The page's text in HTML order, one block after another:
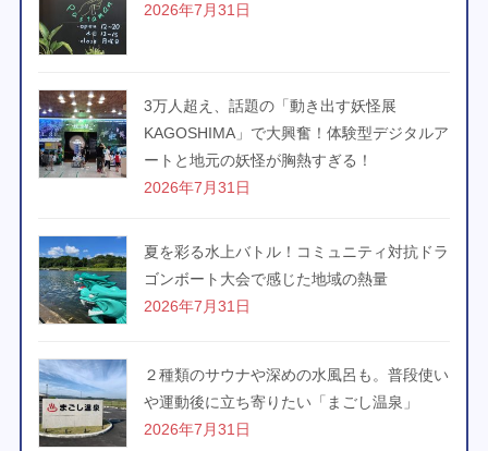
2026年7月31日
3万人超え、話題の「動き出す妖怪展
KAGOSHIMA」で大興奮！体験型デジタルア
ートと地元の妖怪が胸熱すぎる！
2026年7月31日
夏を彩る水上バトル！コミュニティ対抗ドラ
ゴンボート大会で感じた地域の熱量
2026年7月31日
２種類のサウナや深めの水風呂も。普段使い
や運動後に立ち寄りたい「まごし温泉」
2026年7月31日